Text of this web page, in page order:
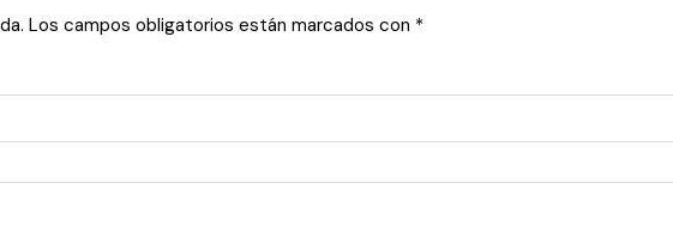
Los campos obligatorios están marcados con *